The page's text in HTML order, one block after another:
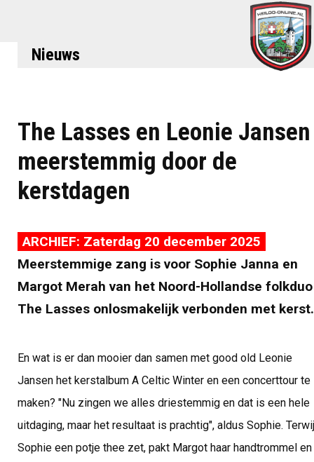
Nieuws
The Lasses en Leonie Jansen
meerstemmig door de
kerstdagen
ARCHIEF: Zaterdag 20 december 2025
Meerstemmige zang is voor Sophie Janna en
Margot Merah van het Noord-Hollandse folkduo
The Lasses onlosmakelijk verbonden met kerst.
En wat is er dan mooier dan samen met good old Leonie
Jansen het kerstalbum A Celtic Winter en een concerttour te
maken? "Nu zingen we alles driestemmig en dat is een hele
uitdaging, maar het resultaat is prachtig", aldus Sophie.
Sophie een potje thee zet, pakt Margot haar handtrommel en